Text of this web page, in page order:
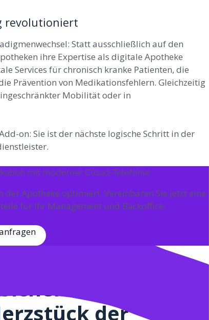
revolutioniert
Statt ausschließlich auf den
ihre Expertise als digitale Apotheke
Services für chronisch kranke Patienten, die
Prävention von Medikationsfehlern. Gleichzeitig
Mobilität oder in
on: Sie ist der nächste logische Schritt in der
mit moderner Cloud-Telefonie
der Apotheke optimiert. Vereinbaren Sie jetzt eine
für Ihr Management und Backoffice.
der